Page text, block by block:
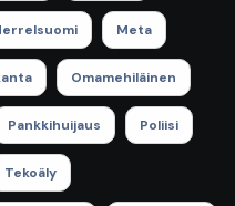
Meta
Omamehiläinen
Pankkihuijaus Poliisi
Tekoäly